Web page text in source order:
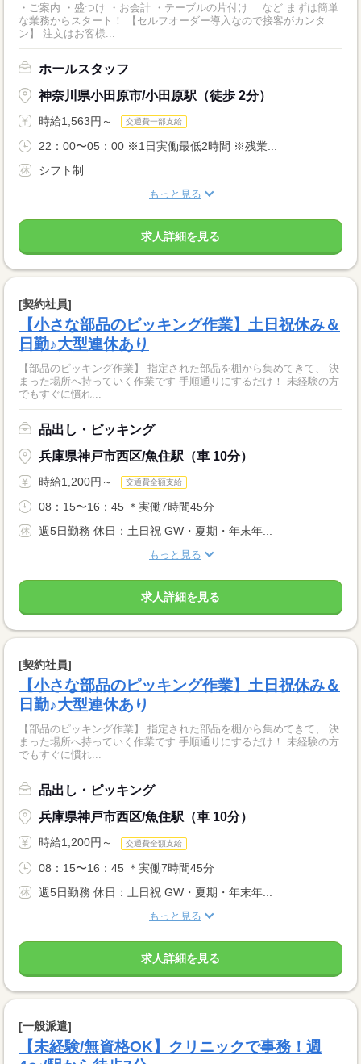
・ご案内 ・盛つけ ・お会計 ・テーブルの片付け など まずは簡単
な業務からスタート！ 【セルフオーダー導入なので接客がカンタ
ン】 注文はお客様...
ホールスタッフ
神奈川県小田原市/小田原駅（徒歩 2分）
時給1,563円～ 交通費一部支給
22：00〜05：00 ※1日実働最低2時間 ※残業...
シフト制
もっと見る
求人詳細を見る
[契約社員]
【小さな部品のピッキング作業】土日祝休み＆
日勤♪大型連休あり
【部品のピッキング作業】 指定された部品を棚から集めてきて、 決
まった場所へ持っていく作業です 手順通りにするだけ！ 未経験の方
でもすぐに慣れ...
品出し・ピッキング
兵庫県神戸市西区/魚住駅（車 10分）
時給1,200円～ 交通費全額支給
08：15〜16：45 ＊実働7時間45分
週5日勤務 休日：土日祝 GW・夏期・年末年...
もっと見る
求人詳細を見る
[契約社員]
【小さな部品のピッキング作業】土日祝休み＆
日勤♪大型連休あり
【部品のピッキング作業】 指定された部品を棚から集めてきて、 決
まった場所へ持っていく作業です 手順通りにするだけ！ 未経験の方
でもすぐに慣れ...
品出し・ピッキング
兵庫県神戸市西区/魚住駅（車 10分）
時給1,200円～ 交通費全額支給
08：15〜16：45 ＊実働7時間45分
週5日勤務 休日：土日祝 GW・夏期・年末年...
もっと見る
求人詳細を見る
[一般派遣]
【未経験/無資格OK】クリニックで事務！週